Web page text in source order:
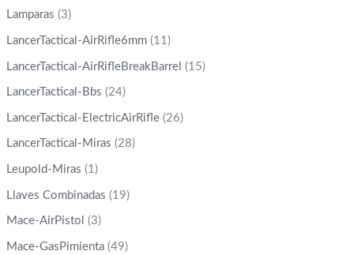
Lamparas (3)
LancerTactical-AirRifle6mm (11)
LancerTactical-AirRifleBreakBarrel (15)
LancerTactical-Bbs (24)
LancerTactical-ElectricAirRifle (26)
LancerTactical-Miras (28)
Leupold-Miras (1)
Llaves Combinadas (19)
Mace-AirPistol (3)
Mace-GasPimienta (49)